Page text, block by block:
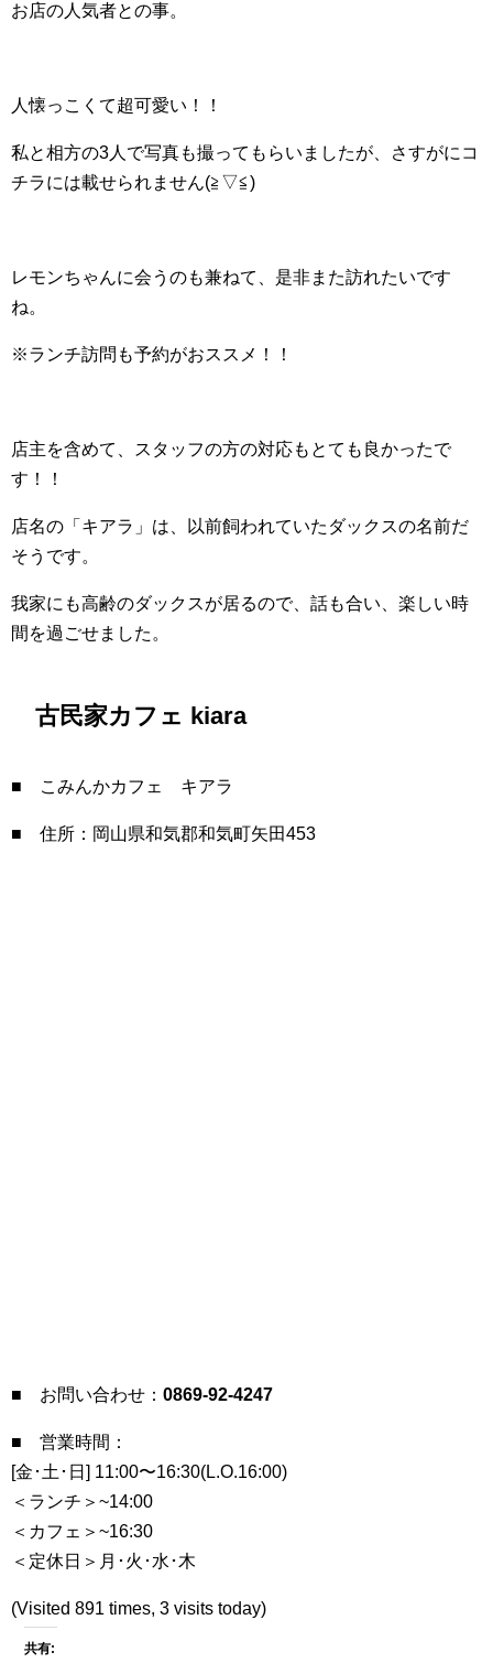
お店の人気者との事。
人懐っこくて超可愛い！！
私と相方の3人で写真も撮ってもらいましたが、さすがにコ
チラには載せられません(≧▽≦)
レモンちゃんに会うのも兼ねて、是非また訪れたいです
ね。
※ランチ訪問も予約がおススメ！！
店主を含めて、スタッフの方の対応もとても良かったで
す！！
店名の「キアラ」は、以前飼われていたダックスの名前だ
そうです。
我家にも高齢のダックスが居るので、話も合い、楽しい時
間を過ごせました。
古民家カフェ kiara
■ こみんかカフェ キアラ
■ 住所：岡山県和気郡和気町矢田453
■ お問い合わせ： 0869-92-4247
■ 営業時間：
[金･土･日] 11:00〜16:30(L.O.16:00)
＜ランチ＞~14:00
＜カフェ＞~16:30
＜定休日＞月･火･水･木
(Visited 891 times, 3 visits today)
共有: